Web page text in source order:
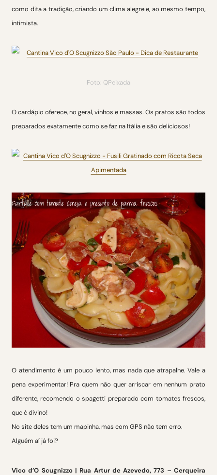
como dita a tradição, criando um clima alegre e, ao mesmo tempo,
intimista.
Foto: QPeixada
O cardápio oferece, no geral, vinhos e massas. Os pratos são todos
preparados exatamente como se faz na Itália e são deliciosos!
O atendimento é um pouco lento, mas nada que atrapalhe. Vale a
pena experimentar! Pra quem não quer arriscar em nenhum prato
diferente, recomendo o spagetti preparado com tomates frescos,
que é divino!
No site deles tem um mapinha, mas com GPS não tem erro.
Alguém aí já foi?
Vico d’O Scugnizzo | Rua Artur de Azevedo, 773 – Cerqueira